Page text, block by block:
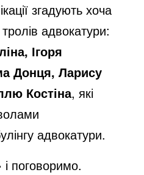
згадують хоча
адвокатури:
Ігоря
Донця, Ларису
Костіна, які
адвокатури.
поговоримо.